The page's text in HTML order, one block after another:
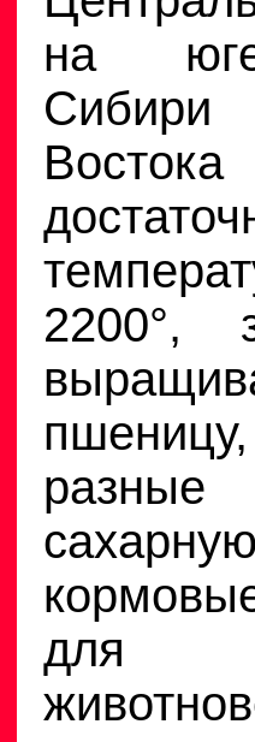
на
2200°,
пшеницу,